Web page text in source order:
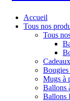
Accueil
Tous nos
Tous
Cadeaux
Bougies
Mugs à
Ballons
Ballons